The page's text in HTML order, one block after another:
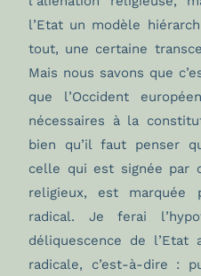
l’Etat un modèle
tout, une certaine
Mais nous savons que
que l’Occident
nécessaires à la
bien qu’il faut penser
celle qui est signée par
religieux, est marquée
radical. Je ferai
déliquescence de l’Etat
radicale, c’est-à-dire :